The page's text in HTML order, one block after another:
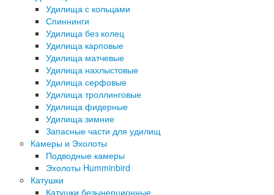
Удилища с кольцами
Спиннинги
Удилища без колец
Удилища карповые
Удилища матчевые
Удилища нахлыстовые
Удилища серфовые
Удилища троллинговые
Удилища фидерные
Удилища зимние
Запасные части для удилищ
Камеры и Эхолоты
Подводные камеры
Эхолоты Humminbird
Катушки
Катушки безынерционные